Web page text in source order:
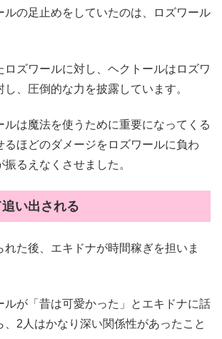
ルの足止めをしていたのは、ロズワール
ロズワールに対し、ヘクトールはロズワ
、圧倒的な力を披露しています。
ルは魔法を使うために重要になってくる
るほどのダメージをロズワールに負わ
るえなくさせました。
い出される
れた後、エキドナが時間稼ぎを担いま
ルが「昔は可愛かった」とエキドナに話
、2人はかなり深い関係性があったこと